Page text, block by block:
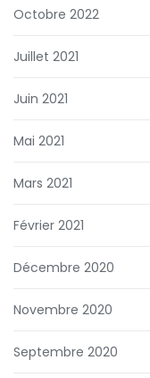
Octobre 2022
Juillet 2021
Juin 2021
Mai 2021
Mars 2021
Février 2021
Décembre 2020
Novembre 2020
Septembre 2020